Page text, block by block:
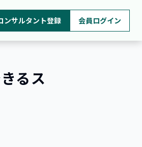
ンサルタント登録 会員ログイン
るス